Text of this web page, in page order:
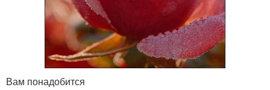
Вам понадобится